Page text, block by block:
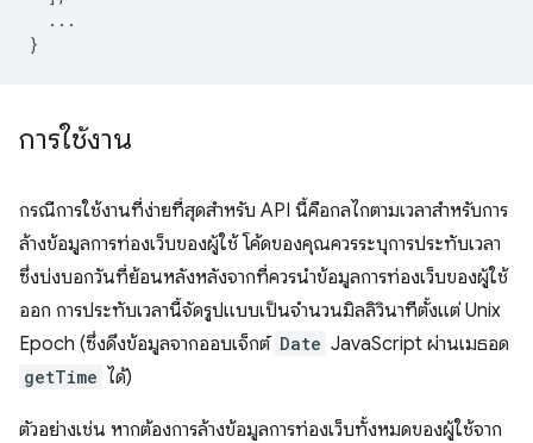
...
}
การใช้งาน
กรณีการใช้งานที่ง่ายที่สุดสำหรับ API นี้คือกลไกตามเวลาสำหรับการ
ล้างข้อมูลการท่องเว็บของผู้ใช้ โค้ดของคุณควรระบุการประทับเวลา
ซึ่งบ่งบอกวันที่ย้อนหลังหลังจากที่ควรนำข้อมูลการท่องเว็บของผู้ใช้
ออก การประทับเวลานี้จัดรูปแบบเป็นจำนวนมิลลิวินาทีตั้งแต่ Unix
Epoch (ซึ่งดึงข้อมูลจากออบเจ็กต์ Date JavaScript ผ่านเมธอด
getTime ได้)
ตัวอย่างเช่น หากต้องการล้างข้อมูลการท่องเว็บทั้งหมดของผู้ใช้จาก